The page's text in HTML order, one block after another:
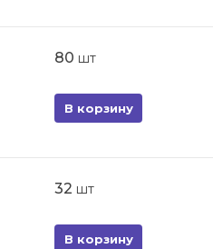
80 шт
В корзину
32 шт
В корзину